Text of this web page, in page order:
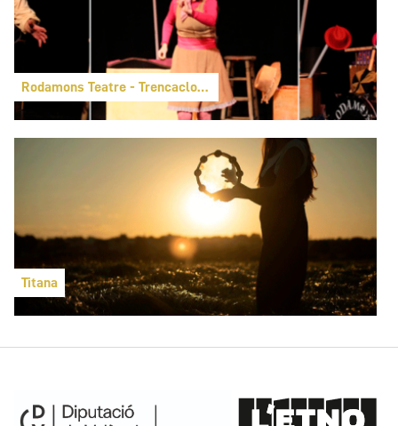
Rodamons Teatre - Trencaclosques
Titana